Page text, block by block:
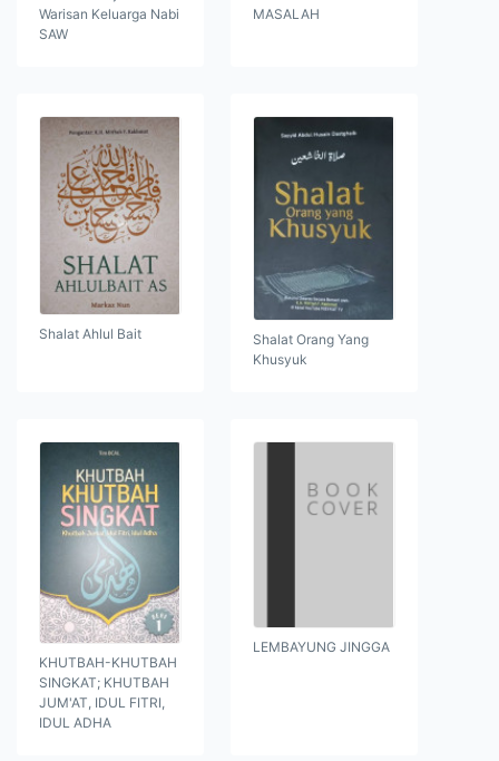
Warisan Keluarga Nabi
SAW
MASALAH
Shalat Ahlul Bait
Shalat Orang Yang
Khusyuk
KHUTBAH-KHUTBAH
SINGKAT; KHUTBAH
JUM'AT, IDUL FITRI,
IDUL ADHA
LEMBAYUNG JINGGA